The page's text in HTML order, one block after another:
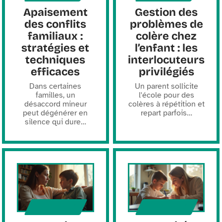
Apaisement
des conflits
familiaux :
stratégies et
techniques
efficaces
Dans certaines
familles, un
désaccord mineur
peut dégénérer en
silence qui dure…
Gestion des
problèmes de
colère chez
l’enfant : les
interlocuteurs
privilégiés
Un parent sollicite
l'école pour des
colères à répétition et
repart parfois…